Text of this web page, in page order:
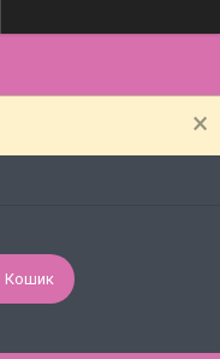
Кошик